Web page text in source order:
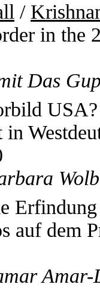
/
in the
Das
in
Erfindung
auf dem